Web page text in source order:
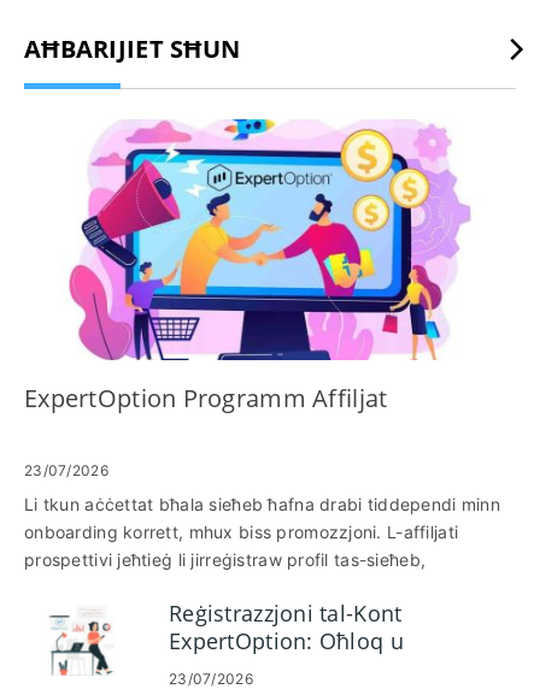
AĦBARIJIET SĦUN
ExpertOption Programm Affiljat
23/07/2026
Li tkun aċċettat bħala sieħeb ħafna drabi tiddependi minn
onboarding korrett, mhux biss promozzjoni. L-affiljati
prospettivi jeħtieġ li jirreġistraw profil tas-sieħeb,
sabiex il-klikks u l-konverżjonijiet jiġu attribwiti kif suppost.
Injoraw id-dokumenti ta' verifika, l-użu ta' kanali ta' reklami
ristretti, jew in-nuqqas li jittestjaw links ta' riferiment huma
Reġistrazzjoni tal-Kont
ExpertOption: Oħloq u
Irreġistra l-Kont Tiegħek
23/07/2026